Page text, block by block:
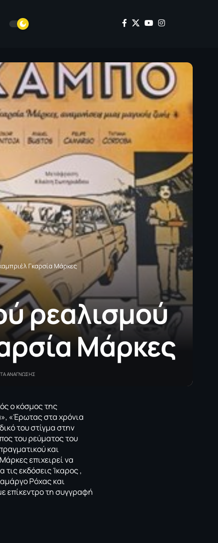
Γκαρσία Μάρκες
ρεαλισμού
Μάρκες
ΑΝΑΓΝΩΣΗΣ
ο κόσμος της
«Έρωτας στα χρόνια
του στίγμα στην
του ρεύματος του
και
επιχειρεί να
εκδόσεις Ίκαρος ,
Ρόχας και
επίκεντρο τη συγγραφή